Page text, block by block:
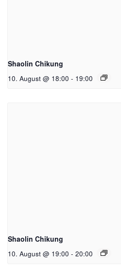
Shaolin Chikung
10. August @ 18:00 - 19:00
Shaolin Chikung
10. August @ 19:00 - 20:00